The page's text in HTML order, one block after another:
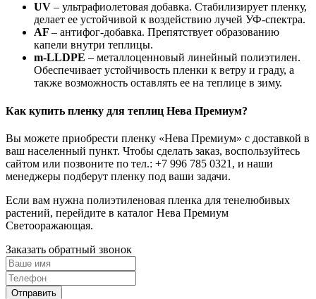
UV – ультрафиолетовая добавка. Стабилизирует пленку,
делает ее устойчивой к воздействию лучей УФ-спектра.
AF – антифог-добавка. Препятствует образованию
капели внутри теплицы.
m-LLDPE – металлоценновый линейный полиэтилен.
Обеспечивает устойчивость пленки к ветру и граду, а
также возможность оставлять ее на теплице в зиму.
Как купить пленку для теплиц Нева Премиум?
Вы можете приобрести пленку «Нева Премиум» с доставкой в
ваш населенный пункт. Чтобы сделать заказ, воспользуйтесь
сайтом или позвоните по тел.: +7 996 785 0321 , и наши
менеджеры подберут пленку под ваши задачи.
Если вам нужна полиэтиленовая пленка для тенелюбивых
растений, перейдите в каталог Нева Премиум
Светооражающая.
Заказать обратный звонок
Отправить